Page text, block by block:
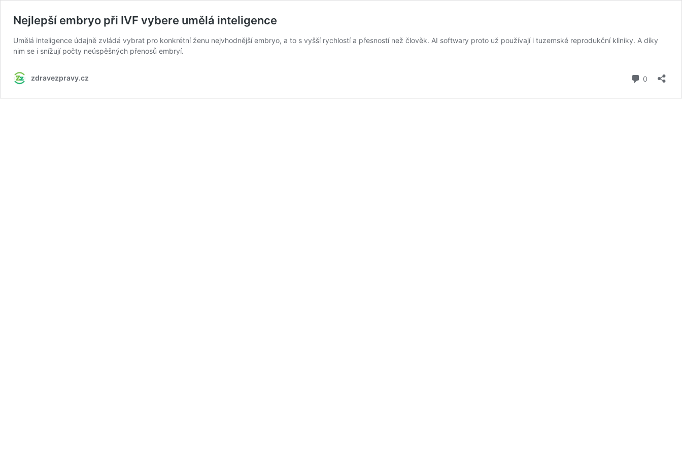
Nejlepší embryo při IVF vybere umělá inteligence
Umělá inteligence údajně zvládá vybrat pro konkrétní ženu nejvhodnější embryo, a to s vyšší rychlostí a přesností než člověk. AI softwary proto už používají i tuzemské reprodukční kliniky. A díky
nim se i snížují počty neúspěšných přenosů embryí.
zdravezpravy.cz 0 komentářů